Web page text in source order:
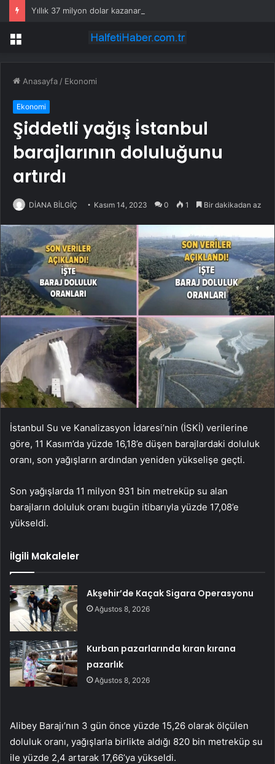
Menü
Anasayfa / Ekonomi
Ekonomi
Şiddetli yağış İstanbul
barajlarının doluluğunu
artırdı
DİANA BİLGİÇ Kasım 14, 2023 0 1 Bir dakikadan az
İstanbul Su ve Kanalizasyon İdaresi’nin (İSKİ) verilerine
göre, 11 Kasım’da yüzde 16,18’e düşen barajlardaki doluluk
oranı, son yağışların ardından yeniden yükselişe geçti.
Son yağışlarda 11 milyon 931 bin metreküp su alan
barajların doluluk oranı bugün itibarıyla yüzde 17,08’e
yükseldi.
İlgili Makaleler
Akşehir’de Kaçak Sigara Operasyonu
Ağustos 8, 2026
Kurban pazarlarında kıran kırana
pazarlık
Ağustos 8, 2026
Alibey Barajı’nın 3 gün önce yüzde 15,26 olarak ölçülen
doluluk oranı, yağışlarla birlikte aldığı 820 bin metreküp su
ile yüzde 2,4 artarak 17,66’ya yükseldi.